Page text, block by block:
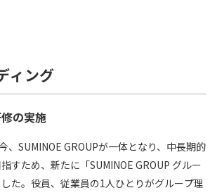
ィング
の実施
、SUMINOE GROUPが一体となり、中長期的
すため、新たに「SUMINOE GROUP グルー
た。役員、従業員の1人ひとりがグループ理